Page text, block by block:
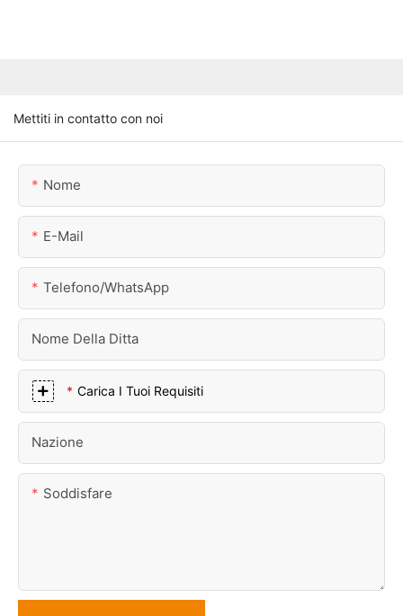
Mettiti in contatto con noi
Nome
E-Mail
Telefono/WhatsApp
Nome Della Ditta
Carica I Tuoi Requisiti
Nazione
Soddisfare